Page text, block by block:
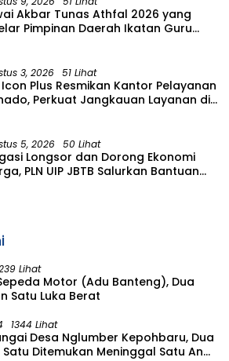
Akbar Tunas Athfal 2026 yang
Pimpinan Daerah Ikatan Guru
3, 2026 51 Lihat
Icon Plus Resmikan Kantor Pelayanan
Perkuat Jangkauan Layanan di
5, 2026 50 Lihat
Longsor dan Dorong Ekonomi
PLN UIP JBTB Salurkan Bantuan
Lihat
Motor (Adu Banteng), Dua
Satu Luka Berat
1344 Lihat
Desa Nglumber Kepohbaru, Dua
Ditemukan Meninggal Satu Anak